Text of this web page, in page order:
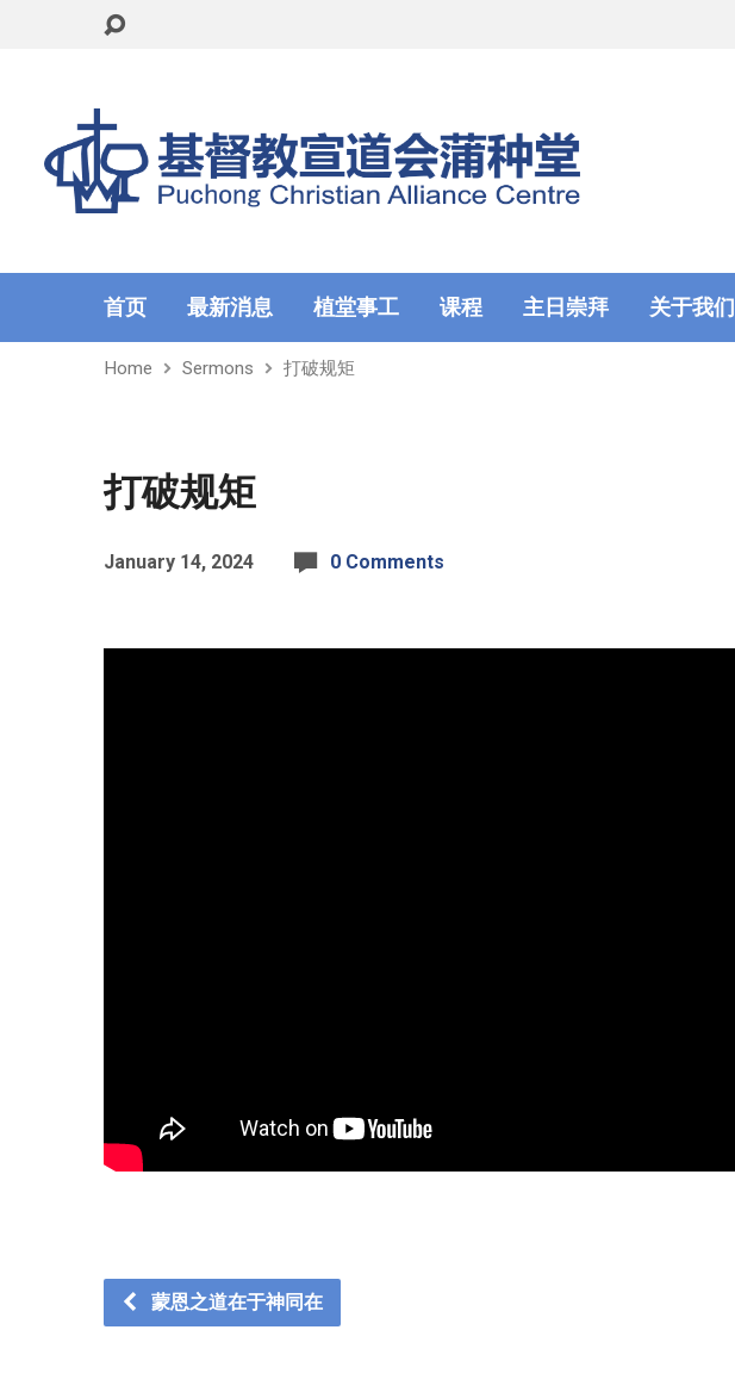
首页 最新消息 植堂事工 课程 主日崇拜 关于我们
Home Sermons 打破规矩
打破规矩
January 14, 2024 0 Comments
蒙恩之道在于神同在